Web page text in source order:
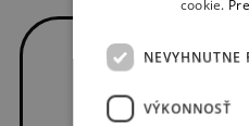
cookie.
NEVYHNUTNE
VÝKONNOSŤ